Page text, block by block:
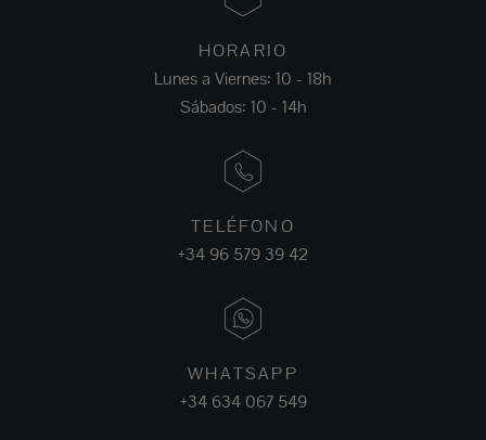
HORARIO
Lunes a Viernes: 10 - 18h
Sábados: 10 - 14h
TELÉFONO
+34 96 579 39 42
WHATSAPP
+34 634 067 549